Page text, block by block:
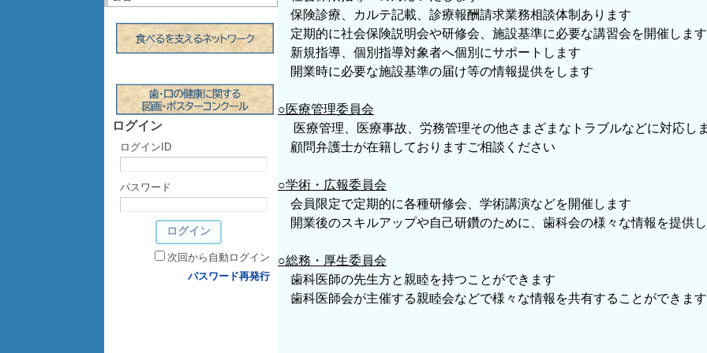
ログイン
ログインID
パスワード
次回から自動ログイン
パスワード再発行
保険診療、カルテ記載、診療報酬請求業務相談体制あります
定期的に社会保険説明会や研修会、施設基準に必要な講習会を開催します
新規指導、個別指導対象者へ個別にサポートします
開業時に必要な施設基準の届け等の情報提供をします
○医療管理委員会
医療管理、医療事故、労務管理その他さまざまなトラブルなどに対応し
顧問弁護士が在籍しておりますご相談ください
○学術・広報委員会
会員限定で定期的に各種研修会、学術講演などを開催します
開業後のスキルアップや自己研鑽のために、歯科会の様々な情報を提供
○総務・厚生委員会
歯科医師の先生方と親睦を持つことができます
歯科医師会が主催する親睦会などで様々な情報を共有することができます